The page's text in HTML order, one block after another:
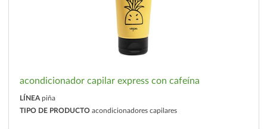
acondicionador capilar express con cafeína
LÍNEA piña
TIPO DE PRODUCTO acondicionadores capilares